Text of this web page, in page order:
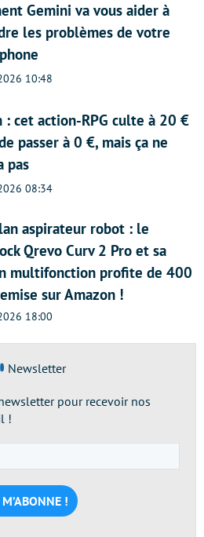
Gemini va vous aider à
les problèmes de votre
10:48
: cet action-RPG culte à 20 €
passer à 0 €, mais ça ne
pas
08:34
aspirateur robot : le
Qrevo Curv 2 Pro et sa
multifonction profite de 400
sur Amazon !
18:00
Newsletter
pour recevoir nos
!
e-
mail
*